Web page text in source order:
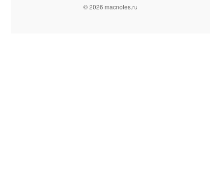
© 2026 macnotes.ru